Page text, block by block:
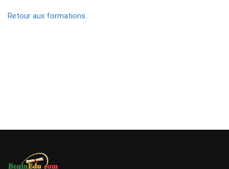
Retour aux formations.